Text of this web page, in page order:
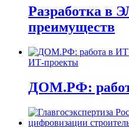
Разработка в
преимуществ
ИТ-проекты
ДОМ.РФ: